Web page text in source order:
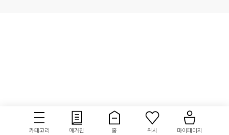
카테고리 매거진 홈 위시 마이페이지